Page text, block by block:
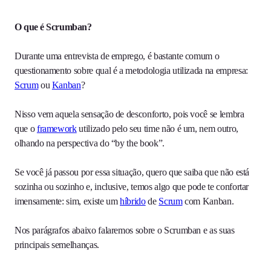
O que é Scrumban?
Durante uma entrevista de emprego, é bastante comum o
questionamento sobre qual é a metodologia utilizada na empresa:
Scrumou Kanban?
Nisso vem aquela sensação de desconforto, pois você se lembra
que oframeworkutilizado pelo seu time não é um, nem outro,
olhando na perspectiva do “by the book”.
Se você já passou por essa situação, quero que saiba que não está
sozinha ou sozinho e, inclusive, temos algo que pode te confortar
imensamente: sim, existe umhíbridode Scrumcom Kanban.
Nos parágrafos abaixo falaremos sobre o Scrumban e as suas
principais semelhanças.